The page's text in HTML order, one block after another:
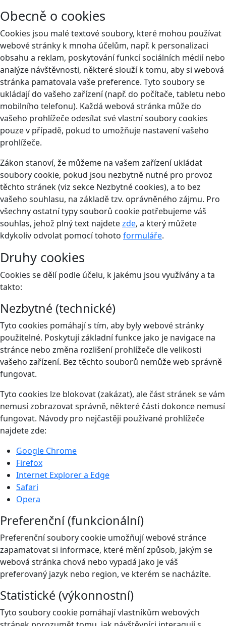
Obecně o cookies
Cookies jsou malé textové soubory, které mohou používat
webové stránky k mnoha účelům, např. k personalizaci
obsahu a reklam, poskytování funkcí sociálních médií nebo
analýze návštěvnosti, některé slouží k tomu, aby si webová
stránka pamatovala vaše preference. Tyto soubory se
ukládají do vašeho zařízení (např. do počítače, tabletu nebo
mobilního telefonu). Každá webová stránka může do
vašeho prohlížeče odesílat své vlastní soubory cookies
pouze v případě, pokud to umožňuje nastavení vašeho
prohlížeče.
Zákon stanoví, že můžeme na vašem zařízení ukládat
soubory cookie, pokud jsou nezbytně nutné pro provoz
těchto stránek (viz sekce Nezbytné cookies), a to bez
vašeho souhlasu, na základě tzv. oprávněného zájmu. Pro
všechny ostatní typy souborů cookie potřebujeme váš
souhlas, jehož plný text najdetezde, a který můžete
kdykoliv odvolat pomocí tohoto formuláře.
Druhy cookies
Cookies se dělí podle účelu, k jakému jsou využívány a ta
takto:
Nezbytné (technické)
Tyto cookies pomáhají s tím, aby byly webové stránky
použitelné. Poskytují základní funkce jako je navigace na
stránce nebo změna rozlišení prohlížeče dle velikosti
vašeho zařízení. Bez těchto souborů nemůže web správně
fungovat.
Tyto cookies lze blokovat (zakázat), ale část stránek se vám
nemusí zobrazovat správně, některé části dokonce nemusí
fungovat. Návody pro nejčastěji používané prohlížeče
najdete zde:
Google Chrome
Firefox
Internet Explorer a Edge
Safari
Opera
Preferenční (funkcionální)
Preferenční soubory cookie umožňují webové stránce
zapamatovat si informace, které mění způsob, jakým se
webová stránka chová nebo vypadá jako je váš
preferovaný jazyk nebo region, ve kterém se nacházíte.
Statistické (výkonnostní)
Tyto soubory cookie pomáhají vlastníkům webových